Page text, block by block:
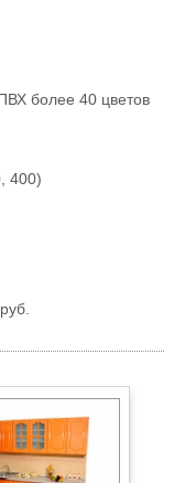
более 40 цветов
400)